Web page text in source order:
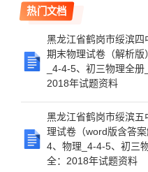
热门文档
黑龙江省鹤岗市绥滨四
期末物理试卷（解析
_4-4-5、初三物理全
2018年试题资料
黑龙江省鹤岗市绥滨
理试卷（word版含答
4、物理_4-4-5、初三
全：2018年试题资料